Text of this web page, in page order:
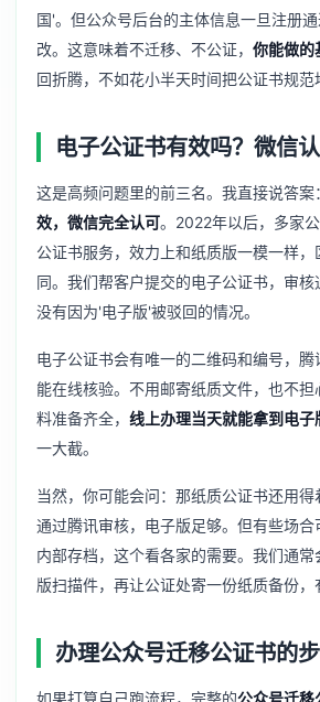
国'。但公众号后台的主体信息一旦注册
改。这意味着不迁移、不公证， 你能做的
回折腾，不如花小半天时间把公证书规范
电子公证书有效吗？微信认
这是高频问题里的前三名。我直接说答案：
效，微信完全认可。2022年以后，多家
公证书服务，效力上和纸质版一模一样
同。我们帮客户提交的电子公证书，审
没有因为'电子版'被驳回的情况。
电子公证书会有唯一的二维码和编号，
能在线核验。不用邮寄纸质文件，也不
料准备齐全， 线上办理当天就能拿到电子
一大截。
当然，你可能会问：那纸质公证书还用
通过腾讯审核，电子版足够。但有些场
内部存档，这个看各家的需要。我们通
版扫描件，再让公证处寄一份纸质备份，
办理公众号迁移公证书的
如果打算自己跑流程，完整的公众号迁移